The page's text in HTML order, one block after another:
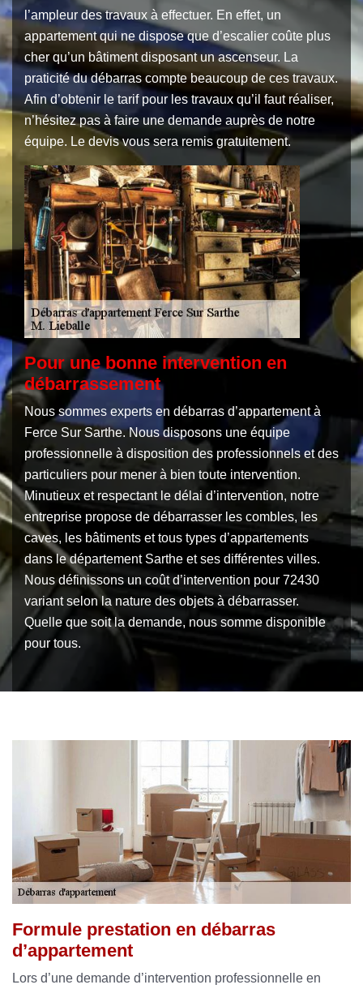
l’ampleur des travaux à effectuer. En effet, un
appartement qui ne dispose que d’escalier coûte plus
cher qu’un bâtiment disposant un ascenseur. La
praticité du débarras compte beaucoup de ces travaux.
Afin d’obtenir le tarif pour les travaux qu’il faut réaliser,
n’hésitez pas à faire une demande auprès de notre
équipe. Le devis vous sera remis gratuitement.
Pour une bonne intervention en
débarrassement
Nous sommes experts en débarras d’appartement à
Ferce Sur Sarthe. Nous disposons une équipe
professionnelle à disposition des professionnels et des
particuliers pour mener à bien toute intervention.
Minutieux et respectant le délai d’intervention, notre
entreprise propose de débarrasser les combles, les
caves, les bâtiments et tous types d’appartements
dans le département Sarthe et ses différentes villes.
Nous définissons un coût d’intervention pour 72430
variant selon la nature des objets à débarrasser.
Quelle que soit la demande, nous somme disponible
pour tous.
Formule prestation en débarras
d’appartement
Lors d’une demande d’intervention professionnelle en